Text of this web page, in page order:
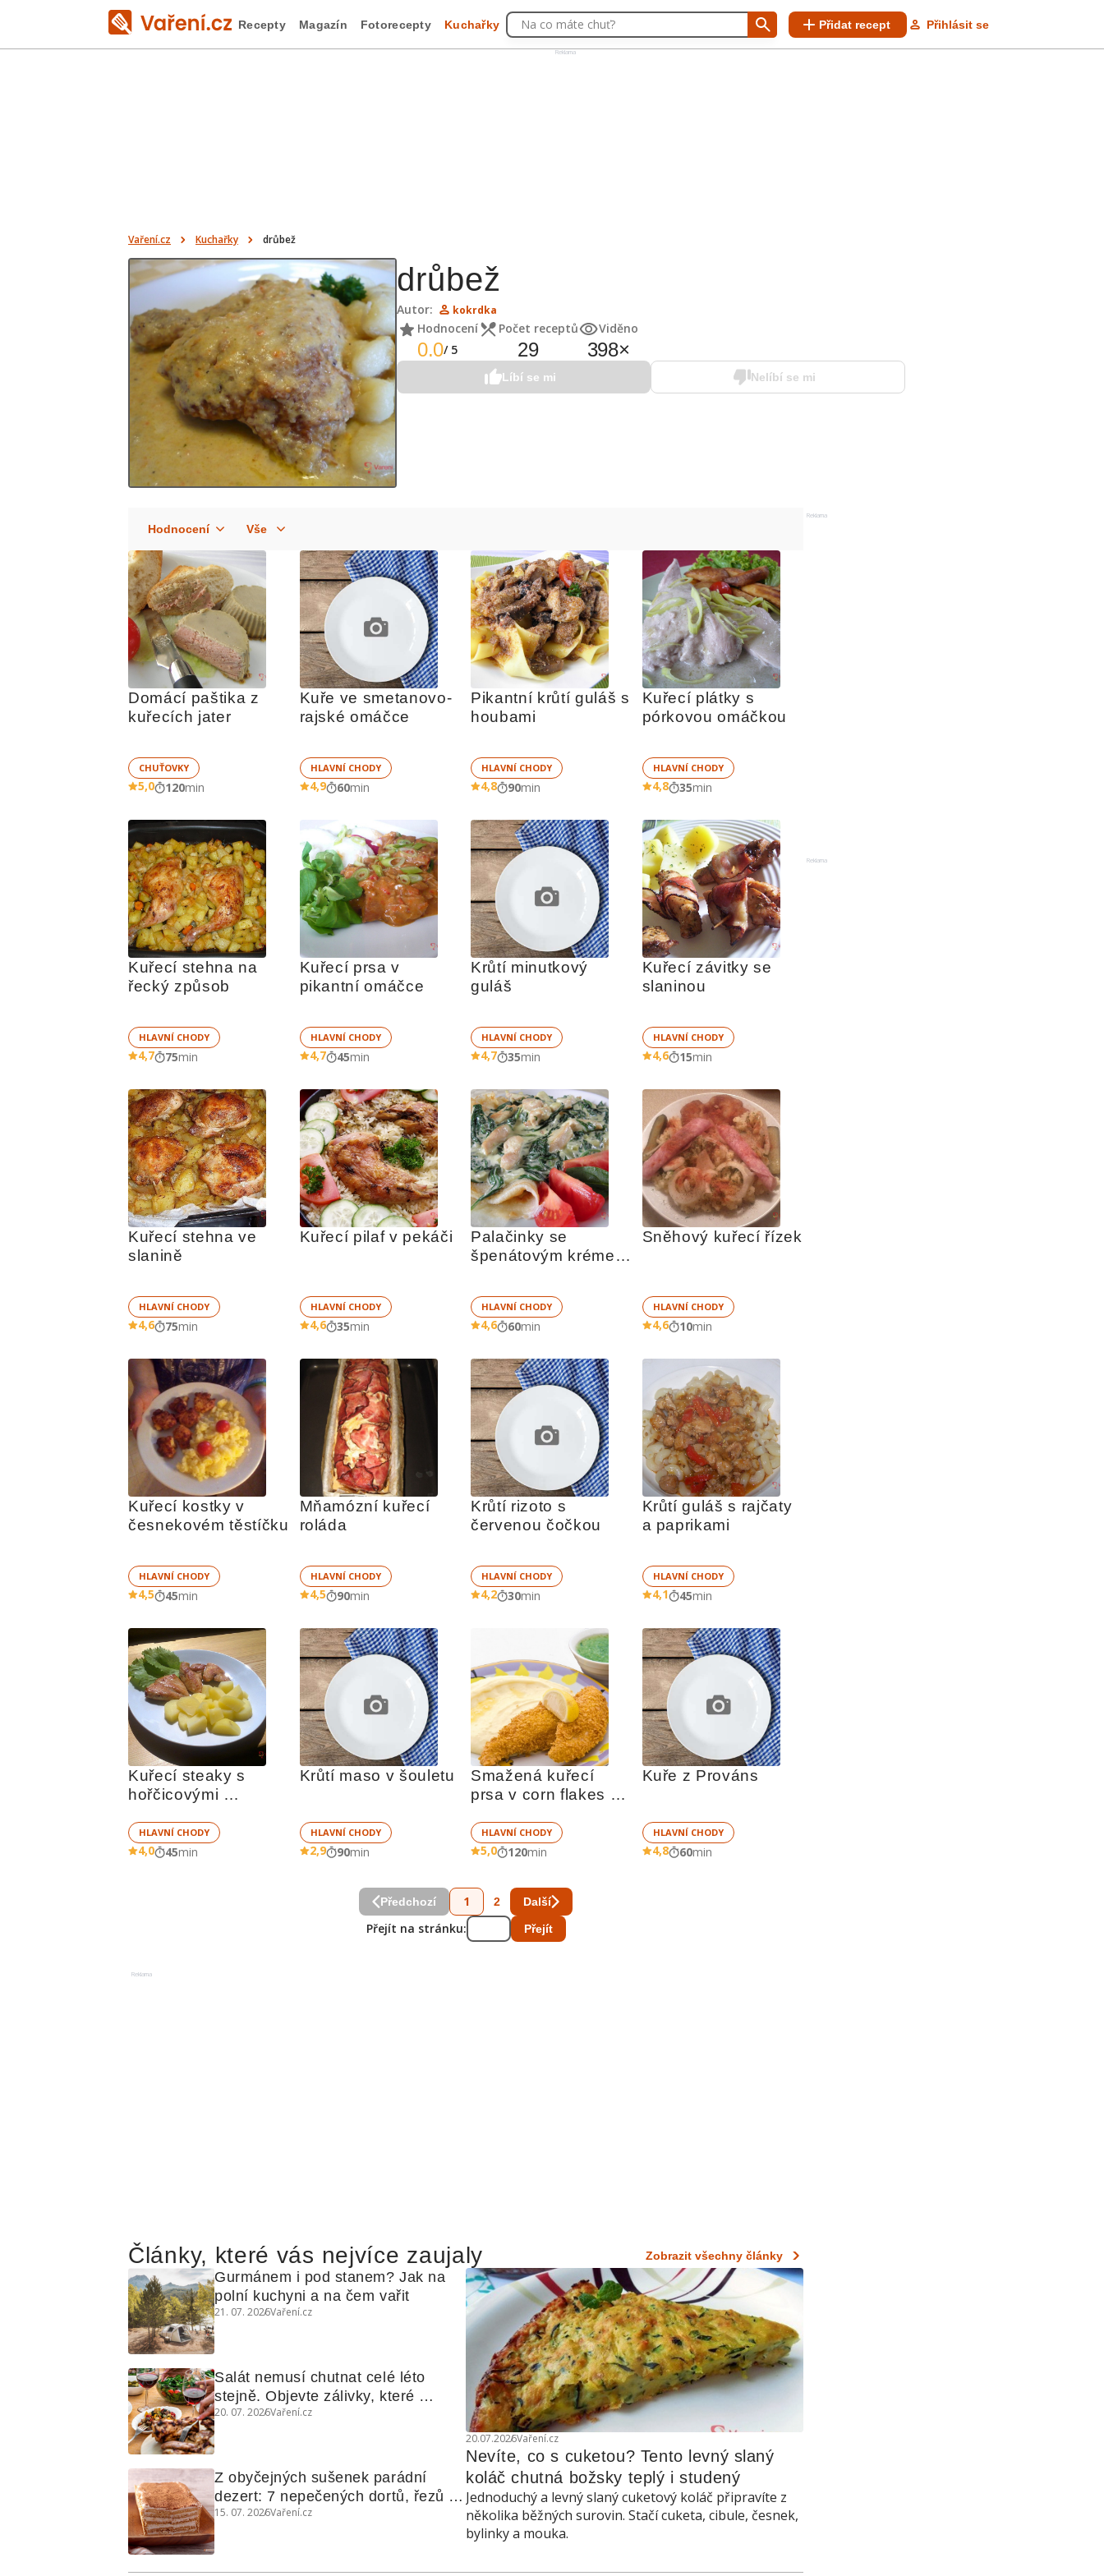
Reklama
Recepty Magazín Fotorecepty Kuchařky Na co máte chuť? Přidat recept Přihlásit se
Vaření.cz Kuchařky drůbež
drůbež
Autor: kokrdka
Hodnocení
0.0/ 5
Počet receptů
29
Viděno
398×
Líbí se mi Nelíbí se mi
Domácí paštika z
kuřecích jater
CHUŤOVKY
5,0 120min
Kuře ve smetanovo-
rajské omáčce
HLAVNÍ CHODY
4,9 60min
Pikantní krůtí guláš s
houbami
HLAVNÍ CHODY
4,8 90min
Kuřecí plátky s
pórkovou omáčkou
HLAVNÍ CHODY
4,8 35min
Kuřecí stehna na
řecký způsob
HLAVNÍ CHODY
4,7 75min
Kuřecí prsa v
pikantní omáčce
HLAVNÍ CHODY
4,7 45min
Krůtí minutkový
guláš
HLAVNÍ CHODY
4,7 35min
Kuřecí závitky se
slaninou
HLAVNÍ CHODY
4,6 15min
Kuřecí stehna ve
slanině
HLAVNÍ CHODY
4,6 75min
Kuřecí pilaf v pekáči
HLAVNÍ CHODY
4,6 35min
Palačinky se
špenátovým krémem
HLAVNÍ CHODY
4,6 60min
Sněhový kuřecí řízek
HLAVNÍ CHODY
4,6 10min
Kuřecí kostky v
česnekovém těstíčku
HLAVNÍ CHODY
4,5 45min
Mňamózní kuřecí
roláda
HLAVNÍ CHODY
4,5 90min
Krůtí rizoto s
červenou čočkou
HLAVNÍ CHODY
4,2 30min
Krůtí guláš s rajčaty
a paprikami
HLAVNÍ CHODY
4,1 45min
Kuřecí steaky s
hořčicovými
bramborami
HLAVNÍ CHODY
4,0 45min
Krůtí maso v šouletu
HLAVNÍ CHODY
2,9 90min
Smažená kuřecí
prsa v corn flakes s
želé
HLAVNÍ CHODY
5,0 120min
Kuře z Prováns
HLAVNÍ CHODY
4,8 60min
Předchozí 1 2 Další
Přejít na stránku: Přejít
Reklama
Články, které vás nejvíce zaujaly Zobrazit všechny články
20.07.2026Vaření.cz
Nevíte, co s cuketou? Tento levný slaný
koláč chutná božsky teplý i studený
Jednoduchý a levný slaný cuketový koláč připravíte z
několika běžných surovin. Stačí cuketa, cibule, česnek,
bylinky a mouka.
Gurmánem i pod stanem? Jak na
polní kuchyni a na čem vařit
21. 07. 2026Vaření.cz
Salát nemusí chutnat celé léto
stejně. Objevte zálivky, které
využijete i na maso, nudle nebo
20. 07. 2026Vaření.cz
Z obyčejných sušenek parádní
dezert: 7 nepečených dortů, řezů a
koláčů
15. 07. 2026Vaření.cz
Reklama
Reklama